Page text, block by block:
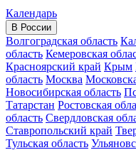
Календарь
В России
Волгоградская область
область Кемеровская
Красноярский край Крым
область Москва
Новосибирская область
Татарстан Ростовская
область Свердловская
Ставропольский край
Тульская область